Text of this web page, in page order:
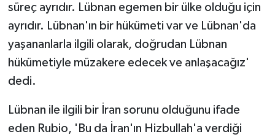
süreç ayrıdır. Lübnan egemen bir ülke olduğu için
ayrıdır. Lübnan'ın bir hükümeti var ve Lübnan'da
yaşananlarla ilgili olarak, doğrudan Lübnan
hükümetiyle müzakere edecek ve anlaşacağız'
dedi.
Lübnan ile ilgili bir İran sorunu olduğunu ifade
eden Rubio, 'Bu da İran'ın Hizbullah'a verdiği